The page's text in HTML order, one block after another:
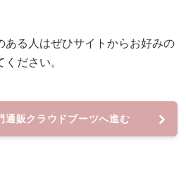
ある人はぜひサイトからお好みの
ださい。
通販クラウドブーツへ進む